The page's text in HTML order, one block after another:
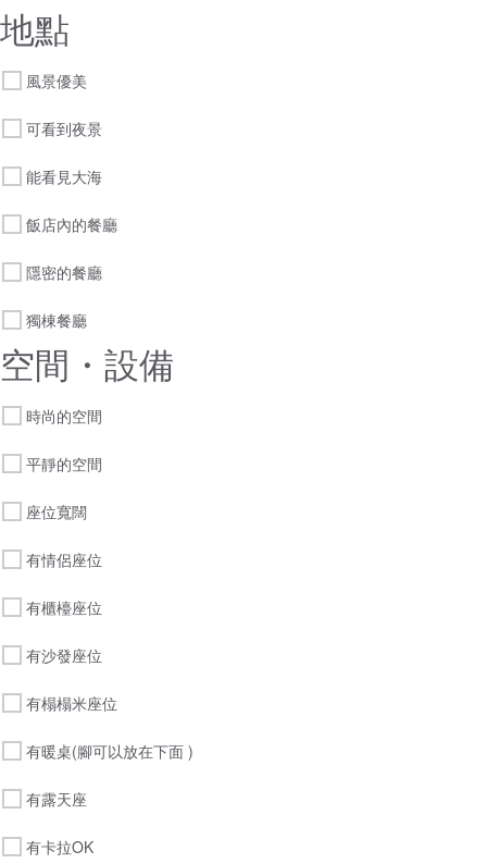
地點
風景優美
可看到夜景
能看見大海
飯店內的餐廳
隱密的餐廳
獨棟餐廳
空間・設備
時尚的空間
平靜的空間
座位寬闊
有情侶座位
有櫃檯座位
有沙發座位
有榻榻米座位
有暖桌(腳可以放在下面 )
有露天座
有卡拉OK